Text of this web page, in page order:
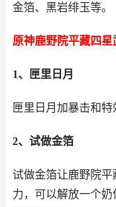
金箔、黑岩绯玉等。
原神鹿野院平藏四星
1、匣里日月
匣里日月加暴击和特
2、试做金箔
试做金箔让鹿野院
力，可以解放一个